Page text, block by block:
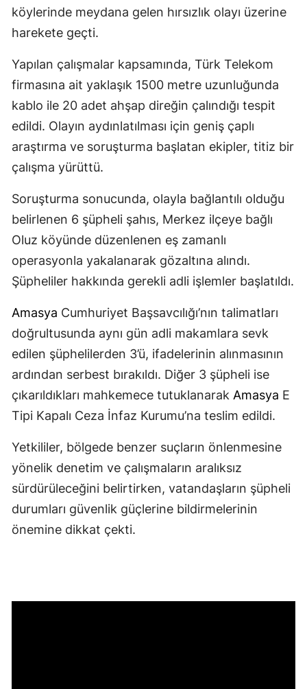
köylerinde meydana gelen hırsızlık olayı üzerine
harekete geçti.
Yapılan çalışmalar kapsamında, Türk Telekom
firmasına ait yaklaşık 1500 metre uzunluğunda
kablo ile 20 adet ahşap direğin çalındığı tespit
edildi. Olayın aydınlatılması için geniş çaplı
araştırma ve soruşturma başlatan ekipler, titiz bir
çalışma yürüttü.
Soruşturma sonucunda, olayla bağlantılı olduğu
belirlenen 6 şüpheli şahıs, Merkez ilçeye bağlı
Oluz köyünde düzenlenen eş zamanlı
operasyonla yakalanarak gözaltına alındı.
Şüpheliler hakkında gerekli adli işlemler başlatıldı.
Amasya Cumhuriyet Başsavcılığı’nın talimatları
doğrultusunda aynı gün adli makamlara sevk
edilen şüphelilerden 3’ü, ifadelerinin alınmasının
ardından serbest bırakıldı. Diğer 3 şüpheli ise
çıkarıldıkları mahkemece tutuklanarak Amasya E
Tipi Kapalı Ceza İnfaz Kurumu’na teslim edildi.
Yetkililer, bölgede benzer suçların önlenmesine
yönelik denetim ve çalışmaların aralıksız
sürdürüleceğini belirtirken, vatandaşların şüpheli
durumları güvenlik güçlerine bildirmelerinin
önemine dikkat çekti.